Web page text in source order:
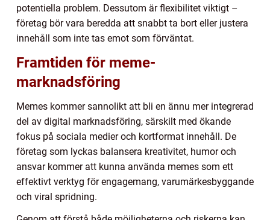
potentiella problem. Dessutom är flexibilitet viktigt –
företag bör vara beredda att snabbt ta bort eller justera
innehåll som inte tas emot som förväntat.
Framtiden för meme-
marknadsföring
Memes kommer sannolikt att bli en ännu mer integrerad
del av digital marknadsföring, särskilt med ökande
fokus på sociala medier och kortformat innehåll. De
företag som lyckas balansera kreativitet, humor och
ansvar kommer att kunna använda memes som ett
effektivt verktyg för engagemang, varumärkesbyggande
och viral spridning.